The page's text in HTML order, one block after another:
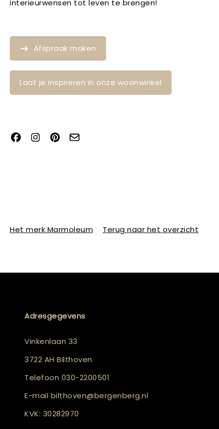
interieurwensen tot leven te brengen!
Afspraak maken
Laat je inspireren in onze woonwinkel
Het merk Marmoleum Terug naar het overzicht
Adresgegevens
Vinkenlaan 33
3722 AH Bilthoven
Telefoon 030-2200501
E-mail bilthoven@bergenberg.nl
KVK: 30282970